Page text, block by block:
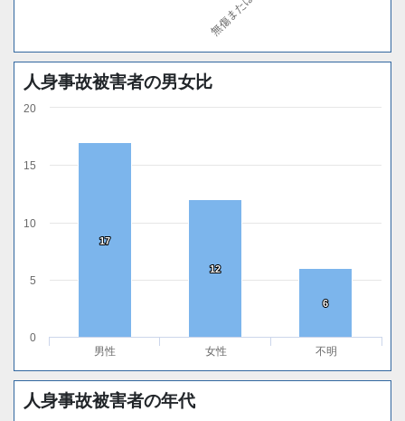
人身事故被害者の男女比
17
17
12
12
6
6
男性 女性 不明
0
5
10
15
20
人身事故被害者の年代